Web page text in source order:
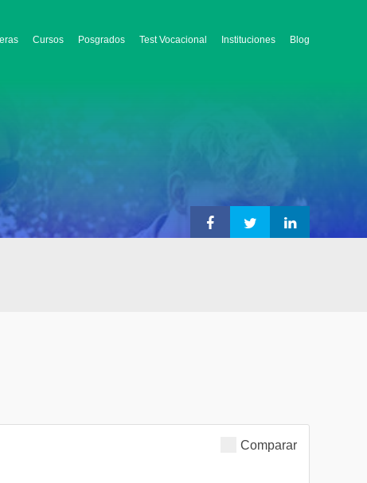
Cursos Posgrados Test Vocacional Instituciones Blog
Comparar